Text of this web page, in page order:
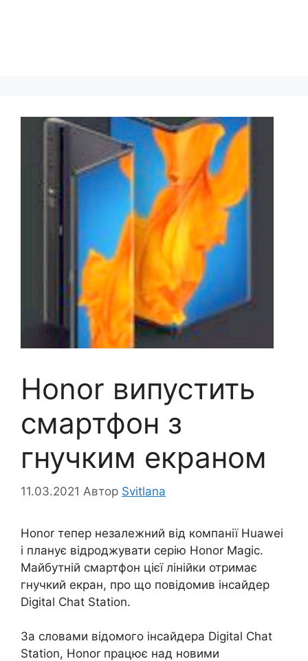
Honor випустить
смартфон з
гнучким екраном
11.03.2021 Автор Svitlana
Honor тепер незалежний від компанії Huawei
і планує відроджувати серію Honor Magic.
Майбутній смартфон цієї лінійки отримає
гнучкий екран, про що повідомив інсайдер
Digital Chat Station.
За словами відомого інсайдера Digital Chat
Station, Honor працює над новими